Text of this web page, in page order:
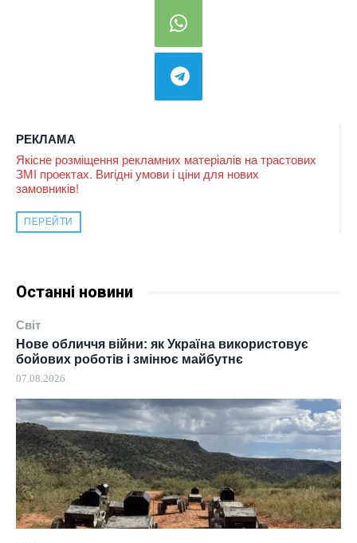
РЕКЛАМА
Якісне розміщення рекламних матеріалів на трастових
ЗМІ проектах. Вигідні умови і ціни для нових
замовників!
ПЕРЕЙТИ
Останні новини
Світ
Нове обличчя війни: як Україна використовує
бойових роботів і змінює майбутнє
07.08.2026